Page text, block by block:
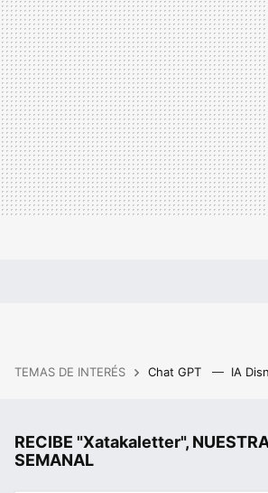
TEMAS DE INTERÉS Chat GPT IA
RECIBE "Xatakaletter",
SEMANAL